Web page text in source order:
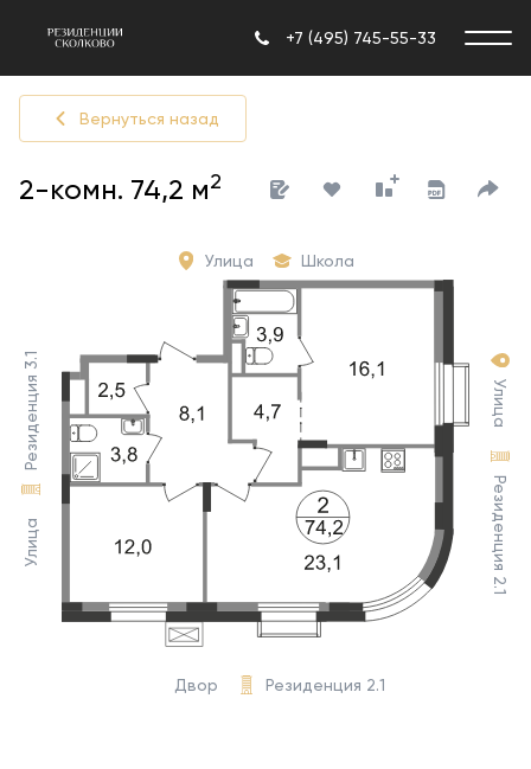
+7 (495) 745-55-33
Вернуться назад
2-комн. 74,2 м2
Улица
Резиденция 3.1 Улица
Резиденция 2.1
Двор Резиденция 2.1
Улица Школа